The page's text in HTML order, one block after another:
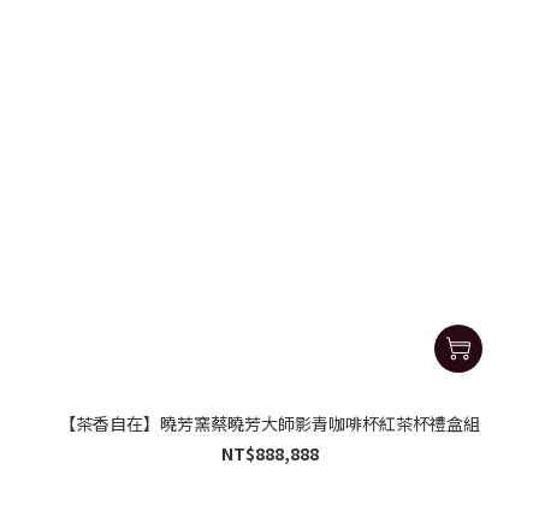
【茶香自在】曉芳窯蔡曉芳大師影青咖啡杯紅茶杯禮盒組
NT$888,888